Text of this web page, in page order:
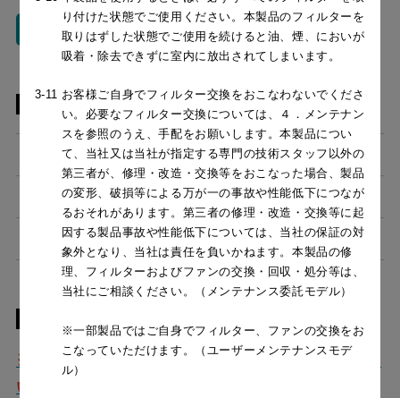
フィルタ
ファンシー
クリーン
別売品
フィルター（循環ユニット用）
ADFRK-33346 ¥37,950（税抜価格 ￥
MFRK-33346 ¥35,090（税抜価格 ￥
スクロールできます
フィルター(交換用)
CSF16-4001 ¥4,950（税抜価格 ￥
横幕板
SPB51-450R/L S4
※
確認書ダウンロードはこちらからご確認くださ
い
り付けた状態でご使用ください。本製品のフィルターを
取りはずした状態でご使用を続けると油、煙、においが
吸着・除去できずに室内に放出されてしまいます。
3-11 お客様ご自身でフィルター交換をおこなわないでくださ
い。必要なフィルター交換については、４．メンテナン
スを参照のうえ、手配をお願いします。本製品につい
て、当社又は当社が指定する専門の技術スタッフ以外の
第三者が、修理・改造・交換等をおこなった場合、製品
の変形、破損等による万が一の事故や性能低下につなが
るおそれがあります。第三者の修理・改造・交換等に起
因する製品事故や性能低下については、当社の保証の対
象外となり、当社は責任を負いかねます。本製品の修
理、フィルターおよびファンの交換・回収・処分等は、
当社にご相談ください。（メンテナンス委託モデル）
※一部製品ではご自身でフィルター、ファンの交換をお
こなっていただけます。（ユーザーメンテナンスモデ
ル）